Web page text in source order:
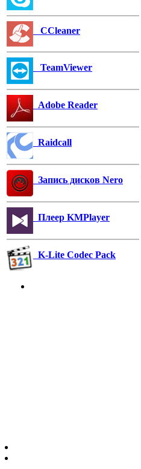
CCleaner
TeamViewer
Adobe Reader
Raidcall
Запись дисков Nero
Плеер KMPlayer
K-Lite Codec Pack